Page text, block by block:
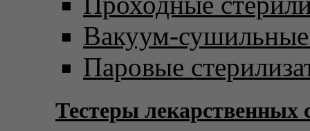
Вакуум-
Паровые
Тестеры лекарственных